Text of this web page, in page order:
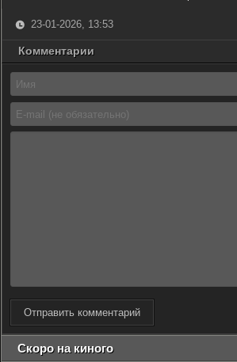
23-01-2026, 13:53
Комментарии
Отправить комментарий
Скоро на киного